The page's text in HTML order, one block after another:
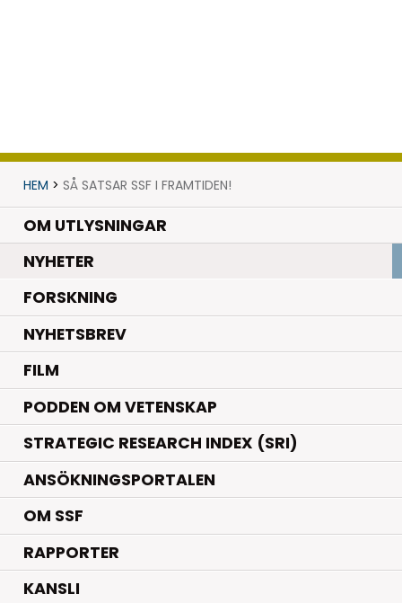
HEM > SÅ SATSAR SSF I FRAMTIDEN!
OM UTLYSNINGAR
NYHETER.
FORSKNING.
NYHETSBREV
FILM
PODDEN OM VETENSKAP
STRATEGIC RESEARCH INDEX (SRI)
ANSÖKNINGSPORTALEN
OM SSF
RAPPORTER
KANSLI